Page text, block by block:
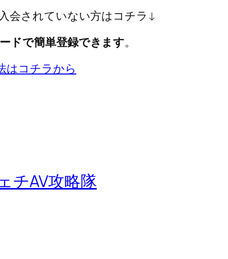
会されていない方はコチラ↓
ドで簡単登録できます。
はコチラから
チAV攻略隊